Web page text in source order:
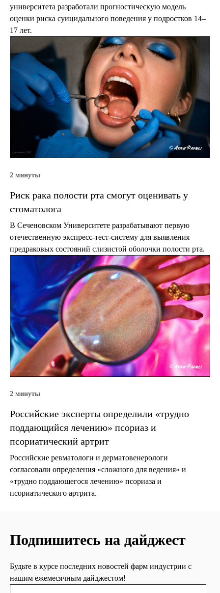
университета разработали прогностическую модель
оценки риска суицидального поведения у подростков 14–
17 лет.
2 минуты
Риск рака полости рта смогут оценивать у
стоматолога
В Сеченовском Университете разрабатывают первую
отечественную экспресс-тест-систему для выявления
предраковых состояний слизистой оболочки полости рта.
2 минуты
Российские эксперты определили «трудно
поддающийся лечению» псориаз и
псориатический артрит
Российские ревматологи и дерматовенерологи
согласовали определения «сложного для ведения» и
«трудно поддающегося лечению» псориаза и
псориатического артрита.
Подпишитесь на дайджест
Будьте в курсе последних новостей фарм индустрии с
нашим ежемесячным дайджестом!